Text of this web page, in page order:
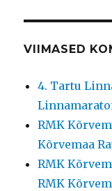
VIIMASED
4. Tartu
RMK
Kõrvemaa
RMK
RMK